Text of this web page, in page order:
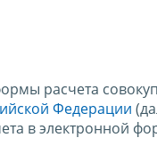
расчета
Федерации
в электронной